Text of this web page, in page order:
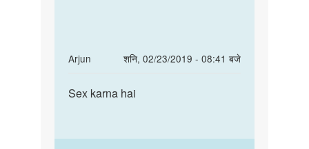
Arjun
शनि, 02/23/2019 - 08:41 बजे
to
Karna
Sex
Sex karna hai